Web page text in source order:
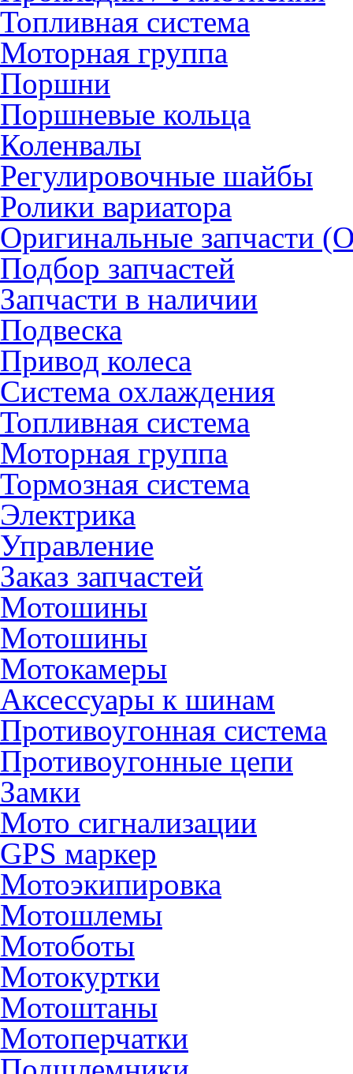
Топливная система
Моторная группа
Поршни
Поршневые кольца
Коленвалы
Регулировочные шайбы
Ролики вариатора
Оригинальные запчасти
Подбор запчастей
Запчасти в наличии
Подвеска
Привод колеса
Система охлаждения
Топливная система
Моторная группа
Тормозная система
Электрика
Управление
Заказ запчастей
Мотошины
Мотошины
Мотокамеры
Аксессуары к шинам
Противоугонная система
Противоугонные цепи
Замки
Мото сигнализации
GPS маркер
Мотоэкипировка
Мотошлемы
Мотоботы
Мотокуртки
Мотоштаны
Мотоперчатки